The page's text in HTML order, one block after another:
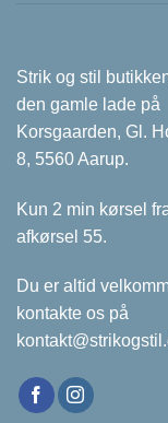
Strik og stil
den gamle lade på
Korsgaarden, Gl.
8, 5560 Aarup.
Kun 2 min kørsel
afkørsel 55.
Du er altid
kontakte os på